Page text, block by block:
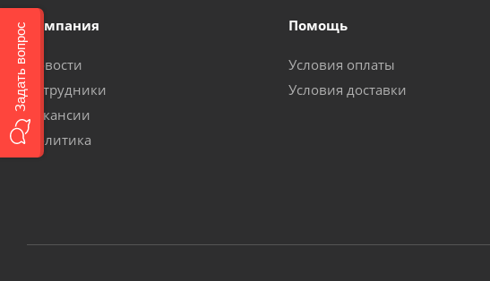
Компания
Новости
Сотрудники
Вакансии
Политика
Помощь
Условия оплаты
Условия доставки
Задать вопрос